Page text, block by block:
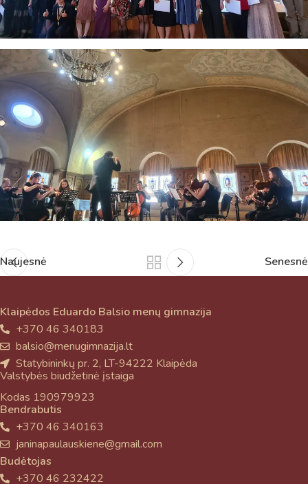
Naujesnė Senesnė
Klaipėdos Eduardo Balsio menų gimnazija
+370 46 340183
balsio@menugimnazija.lt
Statybininkų pr. 2, LT-94222 Klaipėda
Valstybės biudžetinė įstaiga
Kodas 190979923
Bendrabutis
+370 46 340163
janinapaulauskiene@gmail.com
Budėtojas
+370 46 232422